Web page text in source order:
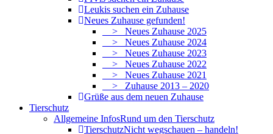
Leukis suchen ein Zuhause
Neues Zuhause gefunden!
> Neues Zuhause 2025
> Neues Zuhause 2024
> Neues Zuhause 2023
> Neues Zuhause 2022
> Neues Zuhause 2021
> Zuhause 2013 – 2020
Grüße aus dem neuen Zuhause
Tierschutz
Allgemeine InfosRund um den Tierschutz
TierschutzNicht wegschauen – handeln!